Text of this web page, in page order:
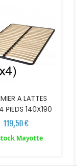
A LATTES
PIEDS 140X190
119,50 €
Mayotte